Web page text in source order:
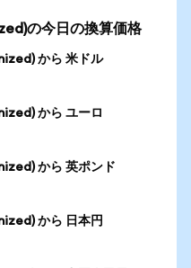
の今日の換算価格
から 米ドル
から ユーロ
から 英ポンド
から 日本円